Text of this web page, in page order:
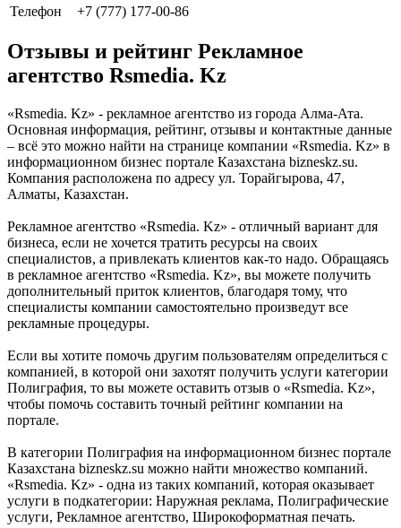
Телефон
+7 (777) 177-00-86
Отзывы и рейтинг Рекламное
агентство Rsmedia. Kz
«Rsmedia. Kz» - рекламное агентство из города Алма-Ата.
Основная информация, рейтинг, отзывы и контактные данные
– всё это можно найти на странице компании «Rsmedia. Kz» в
информационном бизнес портале Казахстана bizneskz.su.
Компания расположена по адресу ул. Торайгырова, 47,
Алматы, Казахстан.
Рекламное агентство «Rsmedia. Kz» - отличный вариант для
бизнеса, если не хочется тратить ресурсы на своих
специалистов, а привлекать клиентов как-то надо. Обращаясь
в рекламное агентство «Rsmedia. Kz», вы можете получить
дополнительный приток клиентов, благодаря тому, что
специалисты компании самостоятельно произведут все
рекламные процедуры.
Если вы хотите помочь другим пользователям определиться с
компанией, в которой они захотят получить услуги категории
Полиграфия, то вы можете оставить отзыв о «Rsmedia. Kz»,
чтобы помочь составить точный рейтинг компании на
портале.
В категории Полиграфия на информационном бизнес портале
Казахстана bizneskz.su можно найти множество компаний.
«Rsmedia. Kz» - одна из таких компаний, которая оказывает
услуги в подкатегории: Наружная реклама, Полиграфические
услуги, Рекламное агентство, Широкоформатная печать.